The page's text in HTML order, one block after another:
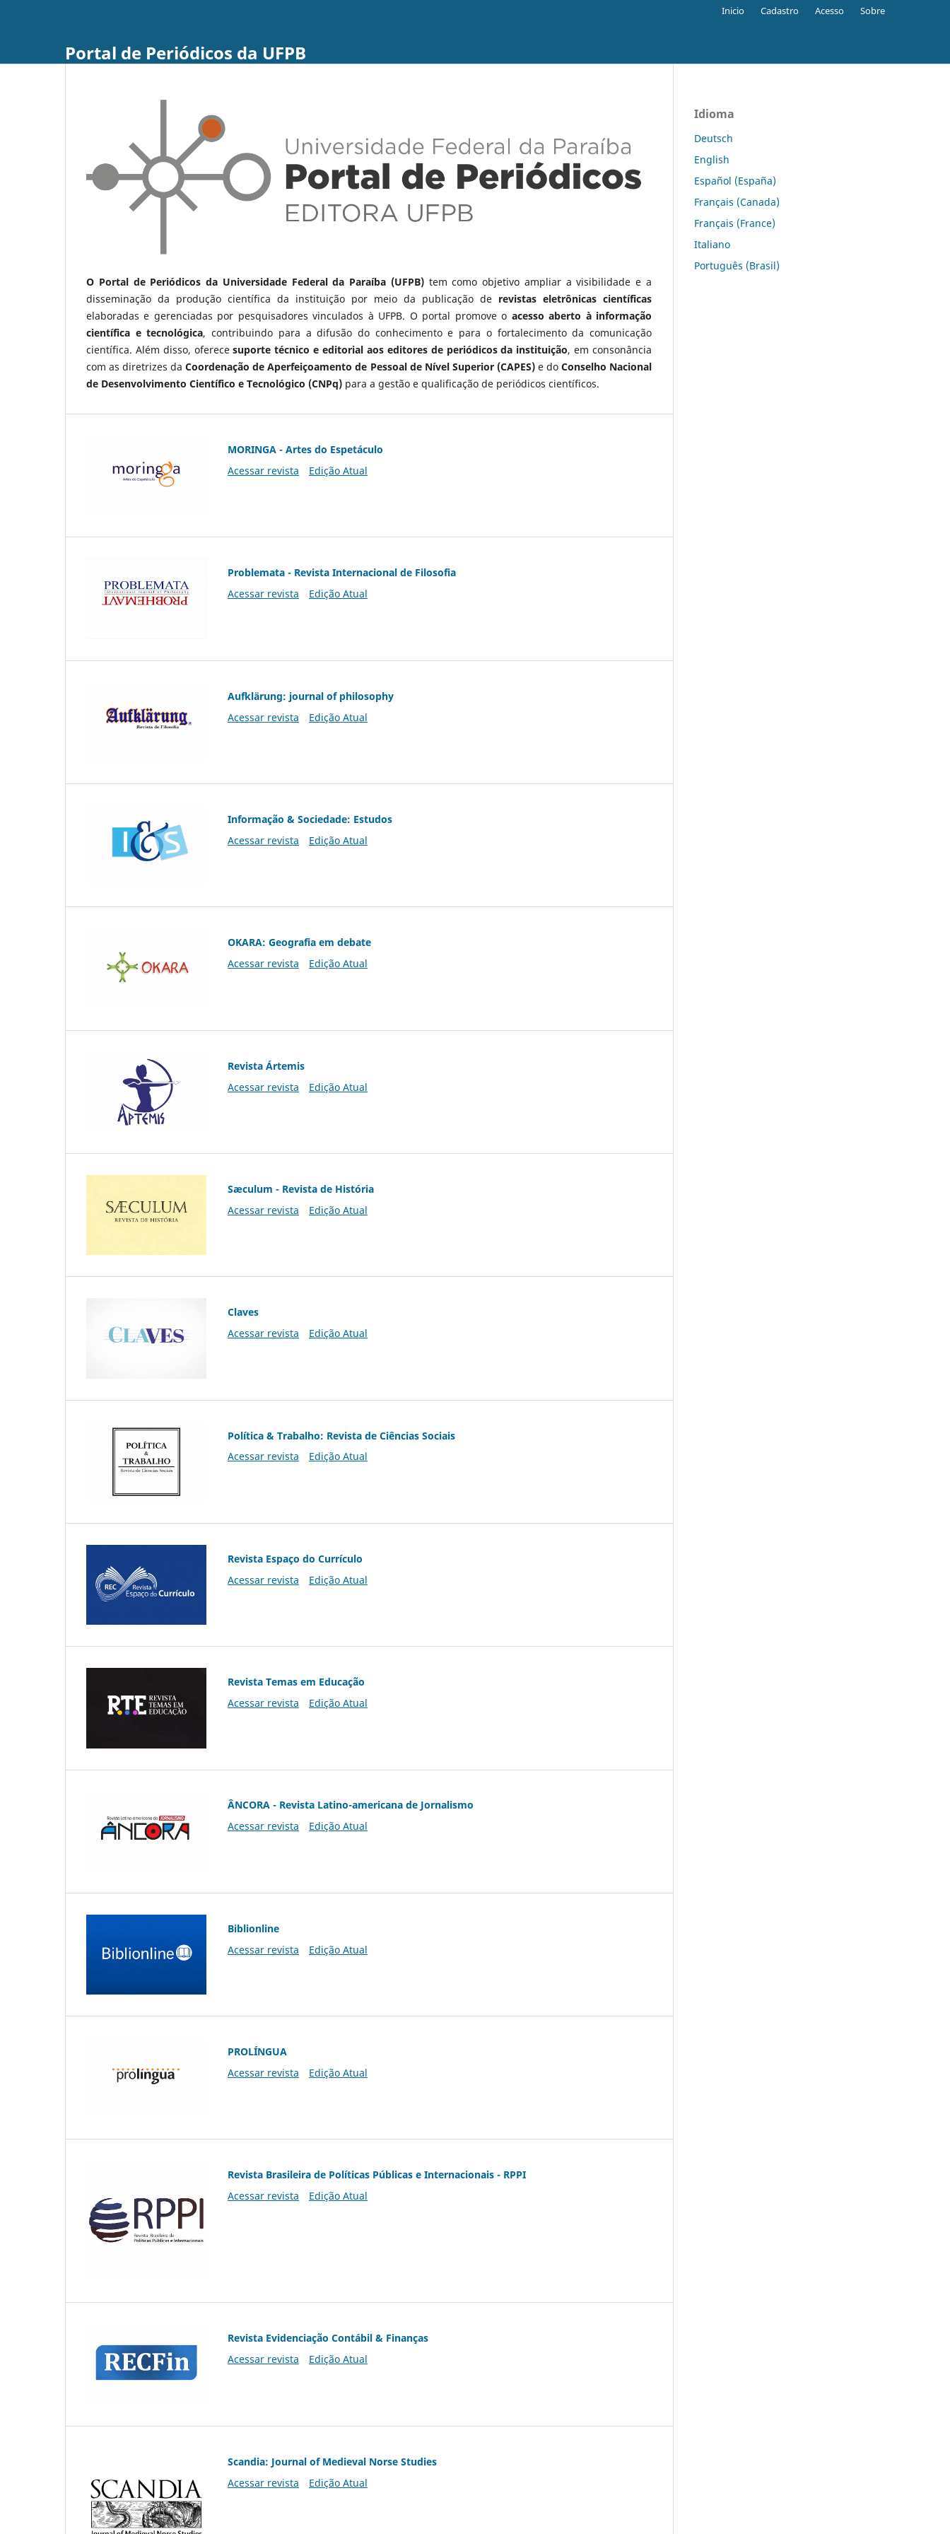
Portal de Periódicos da UFPB
Inicio Cadastro Acesso Sobre
O Portal de Periódicos da Universidade Federal da Paraíba (UFPB)tem como objetivo ampliar a visibilidade e a
disseminação da produção científica da instituição por meio da publicação de revistas eletrônicas científicas
elaboradas e gerenciadas por pesquisadores vinculados à UFPB. O portal promove o acesso aberto à informação
científica e tecnológica, contribuindo para a difusão do conhecimento e para o fortalecimento da comunicação
científica. Além disso, oferecesuporte técnico e editorial aos editores de periódicos da instituição, em consonância
com as diretrizes daCoordenação de Aperfeiçoamento de Pessoal de Nível Superior (CAPES)e do Conselho Nacional
de Desenvolvimento Científico e Tecnológico (CNPq) para a gestão e qualificação de periódicos científicos.
MORINGA - Artes do Espetáculo
Acessar revista
Edição Atual
Problemata - Revista Internacional de Filosofia
Acessar revista
Edição Atual
Aufklärung: journal of philosophy
Acessar revista
Edição Atual
Informação & Sociedade: Estudos
Acessar revista
Edição Atual
OKARA: Geografia em debate
Acessar revista
Edição Atual
Revista Ártemis
Acessar revista
Edição Atual
Sæculum - Revista de História
Acessar revista
Edição Atual
Claves
Acessar revista
Edição Atual
Política & Trabalho: Revista de Ciências Sociais
Acessar revista
Edição Atual
Revista Espaço do Currículo
Acessar revista
Edição Atual
Revista Temas em Educação
Acessar revista
Edição Atual
ÂNCORA - Revista Latino-americana de Jornalismo
Acessar revista
Edição Atual
Biblionline
Acessar revista
Edição Atual
PROLÍNGUA
Acessar revista
Edição Atual
Revista Brasileira de Políticas Públicas e Internacionais - RPPI
Acessar revista
Edição Atual
Revista Evidenciação Contábil & Finanças
Acessar revista
Edição Atual
Scandia: Journal of Medieval Norse Studies
Acessar revista
Edição Atual
Idioma
Deutsch
English
Español (España)
Français (Canada)
Français (France)
Italiano
Português (Brasil)